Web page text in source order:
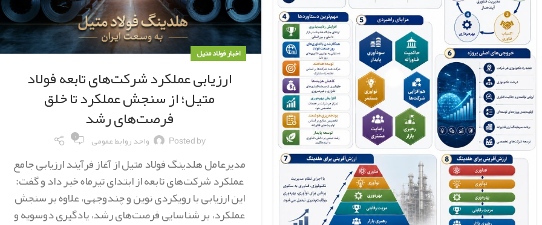
اخبار فولاد متیل
ارزیابی عملکرد شرکت‌های تابعه فولاد
متیل؛ از سنجش عملکرد تا خلق
فرصت‌های رشد
Posted by واحد روابط عمومی ۰
مدیرعامل هلدینگ فولاد متیل از آغاز فرآیند ارزیابی جامع
عملکرد شرکت‌های تابعه از ابتدای تیرماه خبر داد و گفت:
این ارزیابی با رویکردی نوین و چندوجهی، علاوه بر سنجش
عملکرد، بر شناسایی فرصت‌های رشد، یادگیری دوسویه و